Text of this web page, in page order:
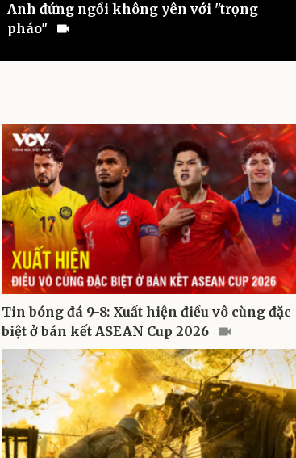
Anh đứng ngồi không yên với "trọng
pháo"
Tin bóng đá 9-8: Xuất hiện điều vô cùng đặc
biệt ở bán kết ASEAN Cup 2026